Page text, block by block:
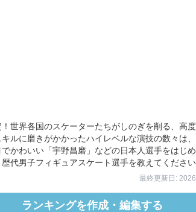
世界各国のスケーターたちがしのぎを削る、高
ルに磨きがかかったハイレベルな演技の数々は
かわいい「宇野昌磨」などの日本人選手をはじ
代男子フィギュアスケート選手を教えてください
最終更新日:
ランキングを作成・編集する